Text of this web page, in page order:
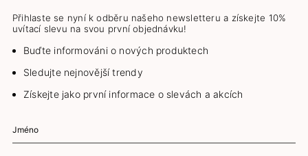
Přihlaste se nyní k odběru našeho newsletteru a získejte 10%
uvítací slevu na svou první objednávku!
Buďte informováni o nových produktech
Sledujte nejnovější trendy
Získejte jako první informace o slevách a akcích